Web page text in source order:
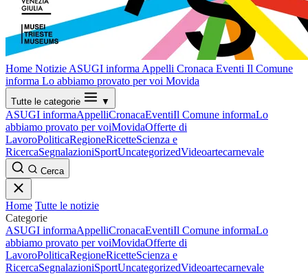
Home Notizie ASUGI informa Appelli Cronaca Eventi Il Comune
informa Lo abbiamo provato per voi Movida
Tutte le categorie ▼
ASUGI informaAppelliCronacaEventiIl Comune informaLo
abbiamo provato per voiMovidaOfferte di
LavoroPoliticaRegioneRicetteScienza e
RicercaSegnalazioniSportUncategorizedVideoartecarnevale
Cerca
Home Tutte le notizie
Categorie
ASUGI informaAppelliCronacaEventiIl Comune informaLo
abbiamo provato per voiMovidaOfferte di
LavoroPoliticaRegioneRicetteScienza e
RicercaSegnalazioniSportUncategorizedVideoartecarnevale